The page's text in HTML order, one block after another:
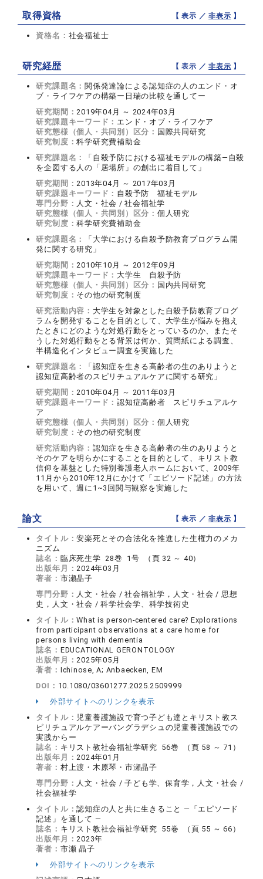
取得資格 【 表示 ／非表示 】
資格名： 社会福祉士
研究経歴 【 表示 ／非表示 】
研究課題名： 関係発達論による認知症の人のエンド・オ
ブ・ライフケアの構築ー日瑞の比較を通してー
研究期間：2019年04月 ～ 2024年03月
研究課題キーワード： エンド・オブ・ライフケア
研究態様（個人・共同別）区分： 国際共同研究
研究制度：科学研究費補助金
研究課題名：
「自殺予防における福祉モデルの構築―自殺
を企図する人の「居場所」の創出に着目して」
研究期間：2013年04月 ～ 2017年03月
研究課題キーワード： 自殺予防 福祉モデル
専門分野： 人文・社会 / 社会福祉学
研究態様（個人・共同別）区分： 個人研究
研究制度：科学研究費補助金
研究課題名：
「大学における自殺予防教育プログラム開
発に関する研究」
研究期間：2010年10月 ～ 2012年09月
研究課題キーワード： 大学生 自殺予防
研究態様（個人・共同別）区分： 国内共同研究
研究制度： その他の研究制度
研究活動内容： 大学生を対象とした自殺予防教育プログ
ラムを開発することを目的として、大学生が悩みを抱え
たときにどのような対処行動をとっているのか、またそ
うした対処行動をとる背景は何か、質問紙による調査、
半構造化インタビュー調査を実施した
研究課題名：
「認知症を生きる高齢者の生のありようと
認知症高齢者のスピリチュアルケアに関する研究」
研究期間：2010年04月 ～ 2011年03月
研究課題キーワード：認知症高齢者 スピリチュアルケ
ア
研究態様（個人・共同別）区分： 個人研究
研究制度： その他の研究制度
研究活動内容： 認知症を生きる高齢者の生のありようと
そのケアを明らかにすることを目的として、キリスト教
信仰を基盤とした特別養護老人ホームにおいて、2009年
11月から2010年12月にかけて「エピソード記述」の方法
を用いて、週に1~3回関与観察を実施した
論文 【 表示 ／非表示 】
タイトル：安楽死とその合法化を推進した生権力のメカ
ニズム
誌名： 臨床死生学 28巻 1号 （頁 32 ～ 40）
出版年月：2024年03月
著者： 市瀬晶子
専門分野： 人文・社会 / 社会福祉学，人文・社会 / 思想
史，人文・社会 / 科学社会学、科学技術史
タイトル：What is person-centered care? Explorations
from participant observations at a care home for
persons living with dementia
誌名： EDUCATIONAL GERONTOLOGY
出版年月：2025年05月
著者： Ichinose, A; Anbaecken, EM
DOI： 10.1080/03601277.2025.2509999
外部サイトへのリンクを表示
タイトル： 児童養護施設で育つ子ども達とキリスト教ス
ピリチュアルケアーバングラデシュの児童養護施設での
実践からー
誌名： キリスト教社会福祉学研究 56巻 （頁 58 ～ 71）
出版年月：2024年01月
著者： 村上渡・木原琴・市瀬晶子
専門分野： 人文・社会 / 子ども学、保育学，人文・社会 /
社会福祉学
タイトル：認知症の人と共に生きること ―「エピソード
記述」を通して ―
誌名： キリスト教社会福祉学研究 55巻 （頁 55 ～ 66）
出版年月：2023年
著者： 市瀬 晶子
外部サイトへのリンクを表示